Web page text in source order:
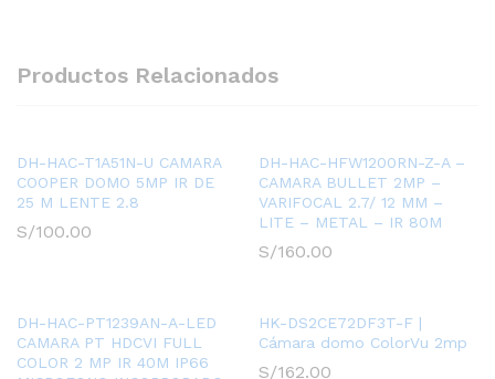
HDCVI
MP
quantity
Productos Relacionados
DH-HAC-T1A51N-U CAMARA
COOPER DOMO 5MP IR DE
25 M LENTE 2.8
S/100.00
DH-HAC-HFW1200RN-Z-A –
CAMARA BULLET 2MP –
VARIFOCAL 2.7/ 12 MM –
LITE – METAL – IR 80M
S/160.00
DH-HAC-PT1239AN-A-LED
CAMARA PT HDCVI FULL
COLOR 2 MP IR 40M IP66
HK-DS2CE72DF3T-F |
Cámara domo ColorVu 2mp
S/162.00